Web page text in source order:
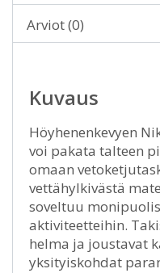
Arviot (0)
Kuvaus
Höyhenenkevyen
voi pakata talteen
omaan
vettähylkivästä
soveltuu
aktiviteetteihin.
helma ja joustavat
yksityiskohdat